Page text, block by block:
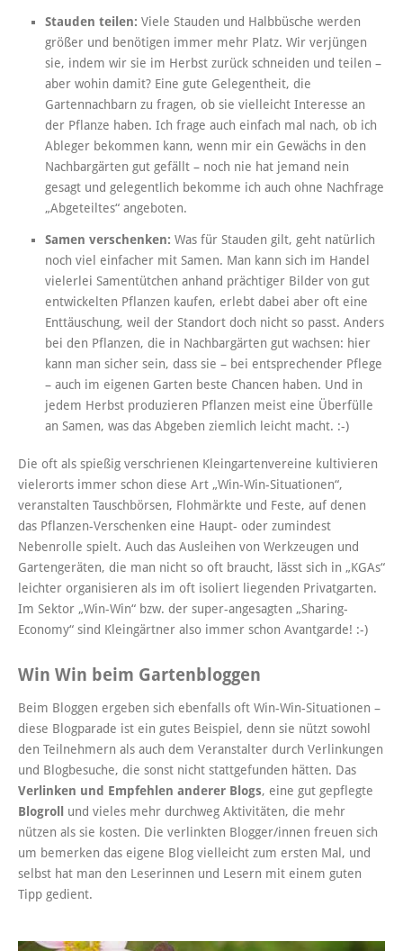
Stauden teilen: Viele Stauden und Halbbüsche werden
größer und benötigen immer mehr Platz. Wir verjüngen
sie, indem wir sie im Herbst zurück schneiden und teilen –
aber wohin damit? Eine gute Gelegentheit, die
Gartennachbarn zu fragen, ob sie vielleicht Interesse an
der Pflanze haben. Ich frage auch einfach mal nach, ob ich
Ableger bekommen kann, wenn mir ein Gewächs in den
Nachbargärten gut gefällt – noch nie hat jemand nein
gesagt und gelegentlich bekomme ich auch ohne Nachfrage
„Abgeteiltes“ angeboten.
Samen verschenken: Was für Stauden gilt, geht natürlich
noch viel einfacher mit Samen. Man kann sich im Handel
vielerlei Samentütchen anhand prächtiger Bilder von gut
entwickelten Pflanzen kaufen, erlebt dabei aber oft eine
Enttäuschung, weil der Standort doch nicht so passt. Anders
bei den Pflanzen, die in Nachbargärten gut wachsen: hier
kann man sicher sein, dass sie – bei entsprechender Pflege
– auch im eigenen Garten beste Chancen haben. Und in
jedem Herbst produzieren Pflanzen meist eine Überfülle
an Samen, was das Abgeben ziemlich leicht macht. :-)
Die oft als spießig verschrienen Kleingartenvereine kultivieren
vielerorts immer schon diese Art „Win-Win-Situationen“,
veranstalten Tauschbörsen, Flohmärkte und Feste, auf denen
das Pflanzen-Verschenken eine Haupt- oder zumindest
Nebenrolle spielt. Auch das Ausleihen von Werkzeugen und
Gartengeräten, die man nicht so oft braucht, lässt sich in „KGAs“
leichter organisieren als im oft isoliert liegenden Privatgarten.
Im Sektor „Win-Win“ bzw. der super-angesagten „Sharing-
Economy“ sind Kleingärtner also immer schon Avantgarde! :-)
Win Win beim Gartenbloggen
Beim Bloggen ergeben sich ebenfalls oft Win-Win-Situationen –
diese Blogparade ist ein gutes Beispiel, denn sie nützt sowohl
den Teilnehmern als auch dem Veranstalter durch Verlinkungen
und Blogbesuche, die sonst nicht stattgefunden hätten. Das
Verlinken und Empfehlen anderer Blogs, eine gut gepflegte
Blogroll
und vieles mehr durchweg Aktivitäten, die mehr
nützen als sie kosten. Die verlinkten Blogger/innen freuen sich
um bemerken das eigene Blog vielleicht zum ersten Mal, und
selbst hat man den Leserinnen und Lesern mit einem guten
Tipp gedient.